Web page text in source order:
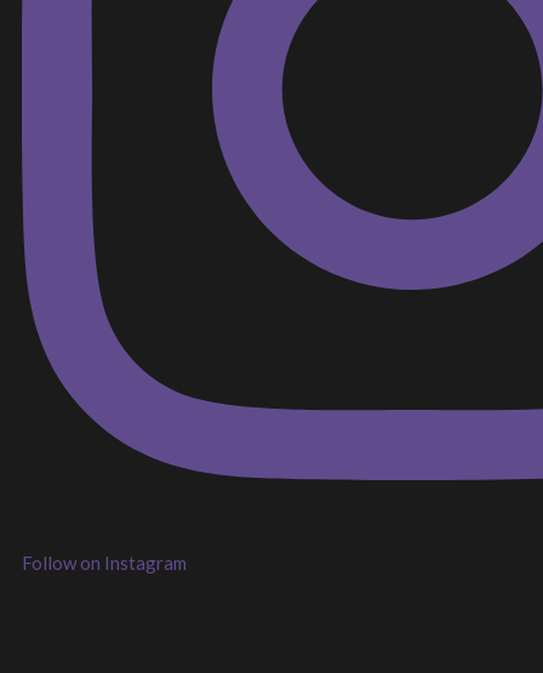
Follow on Instagram